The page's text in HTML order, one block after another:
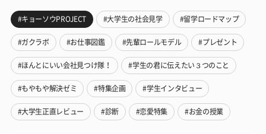
#キョーソウPROJECT #大学生の社会見学 #留学ロードマップ
#ガクラボ #お仕事図鑑 #先輩ロールモデル #プレゼント
#ほんとにいい会社見つけ隊！ #学生の君に伝えたい３つのこと
#もやもや解決ゼミ #特集企画 #学生インタビュー
#大学生正直レビュー #診断 #恋愛特集 #お金の授業